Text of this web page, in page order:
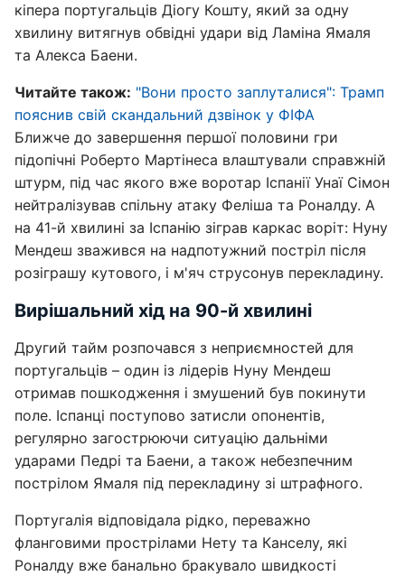
кіпера португальців Діогу Кошту, який за одну
хвилину витягнув обвідні удари від Ламіна Ямаля
та Алекса Баени.
Читайте також: "Вони просто заплуталися": Трамп
пояснив свій скандальний дзвінок у ФІФА
Ближче до завершення першої половини гри
підопічні Роберто Мартінеса влаштували справжній
штурм, під час якого вже воротар Іспанії Унаї Сімон
нейтралізував спільну атаку Феліша та Роналду. А
на 41-й хвилині за Іспанію зіграв каркас воріт: Нуну
Мендеш зважився на надпотужний постріл після
розіграшу кутового, і м'яч струсонув перекладину.
Вирішальний хід на 90-й хвилині
Другий тайм розпочався з неприємностей для
португальців – один із лідерів Нуну Мендеш
отримав пошкодження і змушений був покинути
поле. Іспанці поступово затисли опонентів,
регулярно загострюючи ситуацію дальніми
ударами Педрі та Баени, а також небезпечним
пострілом Ямаля під перекладину зі штрафного.
Португалія відповідала рідко, переважно
фланговими прострілами Нету та Канселу, які
Роналду вже банально бракувало швидкості